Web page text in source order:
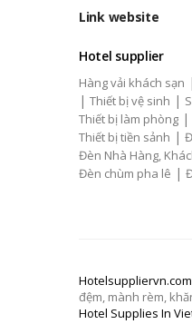
Link website
Hotel supplier
Hàng vải khách sạn |
| Thiết bị vệ sinh |
Thiết bị làm phòng |
Thiết bị tiền sảnh |
Đèn Nhà Hàng,
Đèn chùm pha lê |
Hotelsuppliervn.com
đệm, mành rèm,
Hotel Supplies In